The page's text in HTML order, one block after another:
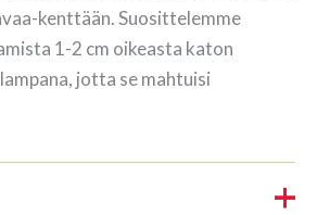
kenttään. Suosittelemme
1-2 cm oikeasta katon
jotta se mahtuisi